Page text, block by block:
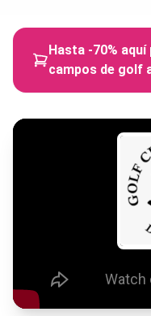
Hasta -70%
campos de golf